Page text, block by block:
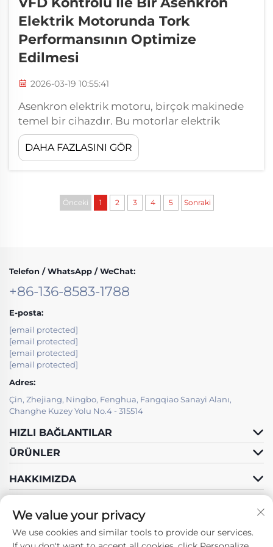
Elektrik Motorunda Tork
Performansının Optimize
Edilmesi
2026-03-19 10:55:41
Asenkron elektrik motoru, birçok makinede
temel bir cihazdır. Bu motorlar elektrik
enerjisini mekanik enerjiye dönüştürür ve bu
nedenle vantilatörler veya pompalar gibi işler
için oldukça uygundur. Bu motorların en iyi
Frekanslı Sürücü (VFD) kullanılır...
DAHA FAZLASINI GÖR
Önceki 1 2 3 4 5 Sonraki
Telefon / WhatsApp / WeChat:
+86-136-8583-1788
E-posta:
[email protected]
[email protected]
[email protected]
[email protected]
Adres:
Çin, Zhejiang, Ningbo, Fenghua, Fangqiao Sanayi Alanı,
Changhe Kuzey Yolu No.4 - 315514
HIZLI BAĞLANTILAR
ÜRÜNLER
HAKKIMIZDA
We value your privacy
We use cookies and similar tools to provide our services.